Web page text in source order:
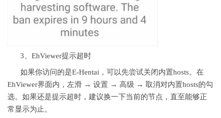
3、EhViewer提示超时
如果你访问的是E-Hentai，可以先尝试关闭内置hosts。在
EhViewer界面内，左滑 → 设置 → 高级 → 取消对内置hosts的勾
选。如果还是提示超时，建议换一下当前的节点，直至能够正
常显示为止。